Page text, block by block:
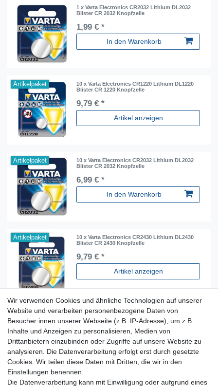
1 x Varta Electronics CR2032 Lithium DL2032
Blister CR 2032 Knopfzelle
1,99 € *
In den Warenkorb
Artikelpaket
10 x Varta Electronics CR1220 Lithium DL1220
Blister CR 1220 Knopfzelle
9,79 € *
Artikel anzeigen
Artikelpaket
10 x Varta Electronics CR2032 Lithium DL2032
Blister CR 2032 Knopfzelle
6,99 € *
In den Warenkorb
Artikelpaket
10 x Varta Electronics CR2430 Lithium DL2430
Blister CR 2430 Knopfzelle
9,79 € *
Artikel anzeigen
Für Fragen zu unseren Produkten und Bestellungen
erreichen Sie uns per E-Mail oder Telefon:
+49 5741 9099422 oder
info@dein-bau-projekt.de
Versand und Zahlung
Wir verwenden Cookies und ähnliche Technologien auf unserer
Website und verarbeiten personenbezogene Daten von
Besucher:innen unserer Webseite (z.B. IP-Adresse), um z.B.
Inhalte und Anzeigen zu personalisieren, Medien von
Drittanbietern einzubinden oder Zugriffe auf unsere Website zu
analysieren. Die Datenverarbeitung erfolgt erst durch gesetzte
Cookies. Wir teilen diese Daten mit Dritten, die wir in den
Einstellungen benennen.
Die Datenverarbeitung kann mit Einwilligung oder aufgrund eines